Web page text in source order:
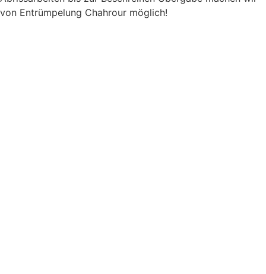
von Entrümpelung Chahrour möglich!